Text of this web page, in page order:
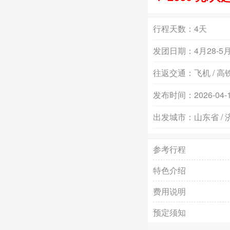
行程天数： 4天
发团日期： 4月28-5
往返交通： 飞机 / 高
发布时间： 2026-04-
出发城市： 山东省 /
参考行程
特色介绍
费用说明
预定须知